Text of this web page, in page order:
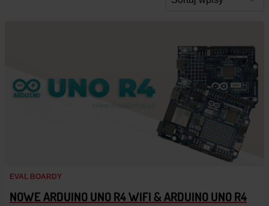
EVAL BOARDY
NOWE ARDUINO UNO R4 WIFI & ARDUINO UNO R4